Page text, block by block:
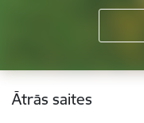
Kājene
Ātrās saites